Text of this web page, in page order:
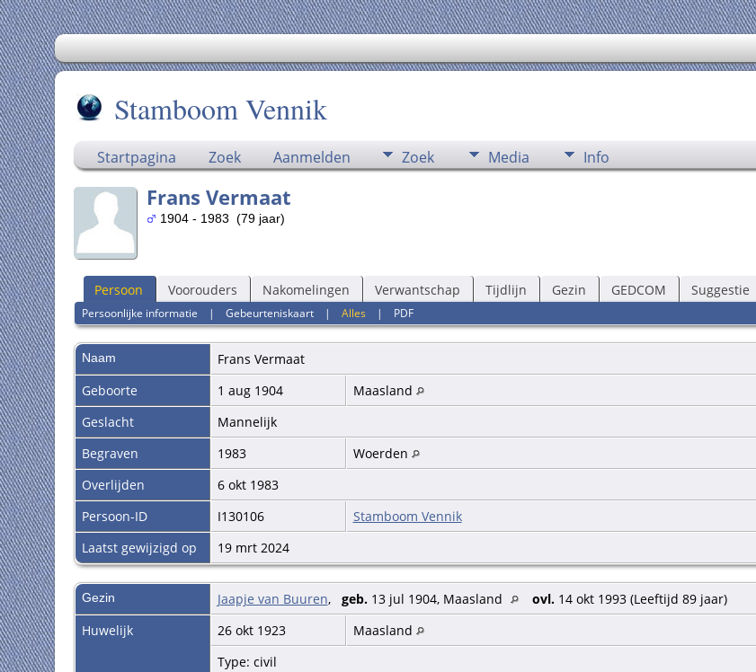
Stamboom Vennik
Startpagina Zoek Aanmelden Zoek Media Info
Frans Vermaat
1904 - 1983 (79 jaar)
Persoon Voorouders Nakomelingen Verwantschap Tijdlijn Gezin GEDCOM Suggestie
Persoonlijke informatie | Gebeurteniskaart| Alles | PDF
Naam Frans Vermaat
Geboorte
1 aug 1904
Maasland
Geslacht
Mannelijk
Begraven
1983
Woerden
Overlijden
6 okt 1983
Persoon-ID
I130106
Stamboom Vennik
Laatst gewijzigd op
19 mrt 2024
Gezin Jaapje van Buuren, geb.13 jul 1904, Maasland ovl.14 okt 1993 (Leeftijd 89 jaar)
Huwelijk
26 okt 1923
Maasland
Type: civil